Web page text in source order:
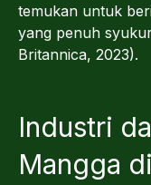
temukan untuk
yang penuh
Britannica, 2023).
Industri
Mangga